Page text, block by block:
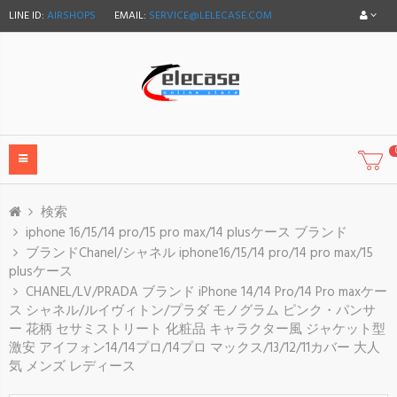
LINE ID: AIRSHOPS EMAIL: SERVICE@LELECASE.COM
検索
iphone 16/15/14 pro/15 pro max/14 plusケース ブランド
ブランドChanel/シャネル iphone16/15/14 pro/14 pro max/15
plusケース
CHANEL/LV/PRADA ブランド iPhone 14/14 Pro/14 Pro maxケー
ス シャネル/ルイヴィトン/プラダ モノグラム ピンク・パンサ
ー 花柄 セサミストリート 化粧品 キャラクター風 ジャケット型
激安 アイフォン14/14プロ/14プロ マックス/13/12/11カバー 大人
気 メンズ レディース